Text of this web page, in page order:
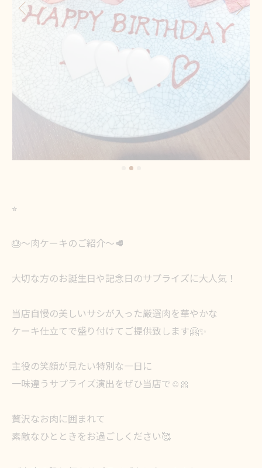
⭐︎
🎂〜肉ケーキのご紹介〜🥩
大切な方のお誕生日や記念日のサプライズに大人気！
当店自慢の美しいサシが入った厳選肉を華やかな
ケーキ仕立てで盛り付けてご提供致します🤗✨
主役の笑顔が見たい特別な一日に
一味違うサプライズ演出をぜひ当店で☺️🎀
贅沢なお肉に囲まれて
素敵なひとときをお過ごしください🥰